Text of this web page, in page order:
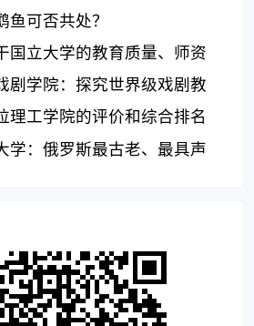
可否共处？
国立大学的教育质量、师资
剧学院：探究世界级戏剧教
理工学院的评价和综合排名
学：俄罗斯最古老、最具声